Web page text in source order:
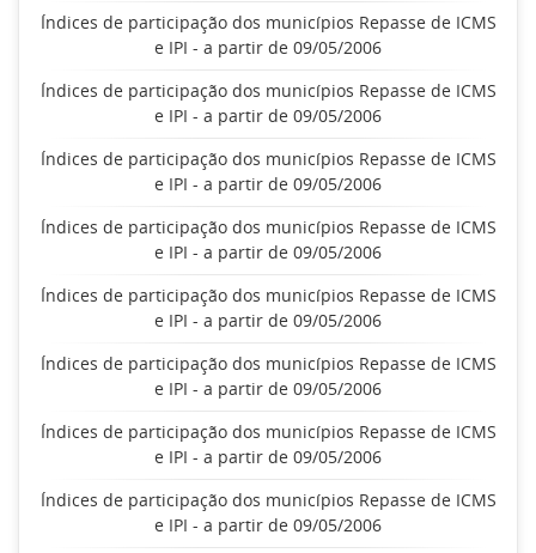
Índices de participação dos municípios Repasse de ICMS
e IPI - a partir de 09/05/2006
Índices de participação dos municípios Repasse de ICMS
e IPI - a partir de 09/05/2006
Índices de participação dos municípios Repasse de ICMS
e IPI - a partir de 09/05/2006
Índices de participação dos municípios Repasse de ICMS
e IPI - a partir de 09/05/2006
Índices de participação dos municípios Repasse de ICMS
e IPI - a partir de 09/05/2006
Índices de participação dos municípios Repasse de ICMS
e IPI - a partir de 09/05/2006
Índices de participação dos municípios Repasse de ICMS
e IPI - a partir de 09/05/2006
Índices de participação dos municípios Repasse de ICMS
e IPI - a partir de 09/05/2006